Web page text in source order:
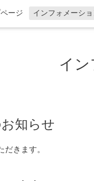
ページ インフォメーショ
イン
知らせ
だきます。